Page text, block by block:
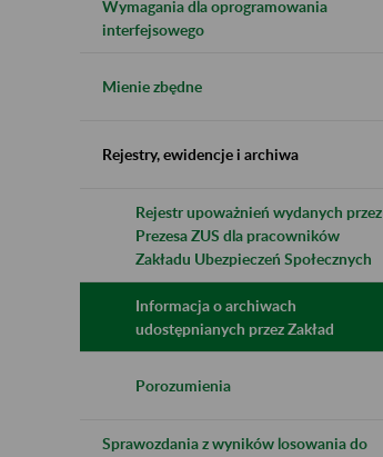
Wymagania dla oprogramowania
interfejsowego
Mienie zbędne
Rejestry, ewidencje i archiwa
Rejestr upoważnień wydanych przez
Prezesa ZUS dla pracowników
Zakładu Ubezpieczeń Społecznych
Informacja o archiwach
udostępnianych przez Zakład
Porozumienia
Sprawozdania z wyników losowania do